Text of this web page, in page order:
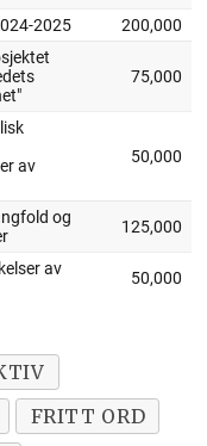
FRITT ORD